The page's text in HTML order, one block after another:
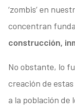
‘zombis’ en
concentran
construcción,
No obstante, lo
creación de
a la población de